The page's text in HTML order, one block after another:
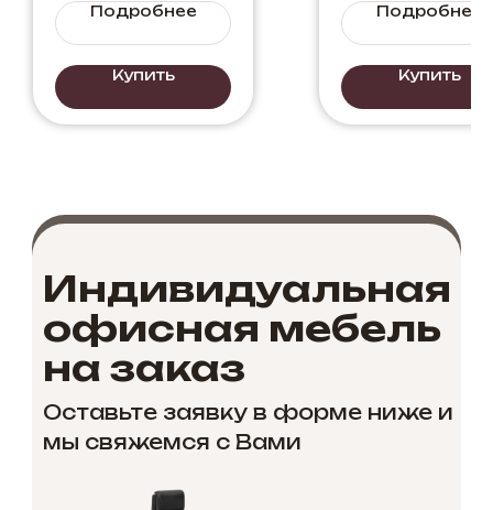
Подробнее
Купить
цвета
серого с
черным.
Подробнее
Купить
Оставьте заявку в форме ниже и
мы свяжемся с Вами
Индивидуальная
офисная мебель
на заказ